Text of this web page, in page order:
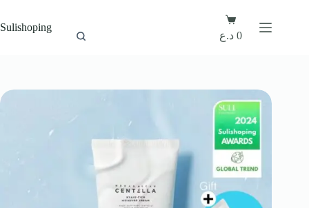
Sulishoping
0 د.ع